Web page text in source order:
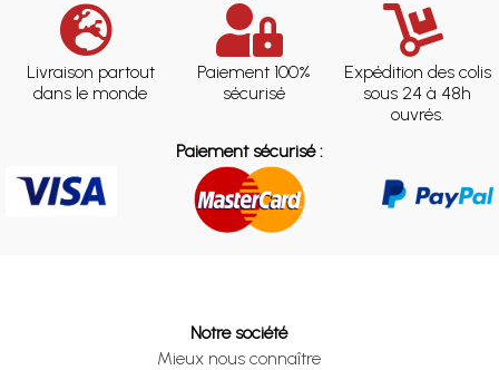
Livraison partout
dans le monde
Paiement 100%
sécurisé
Expédition des colis
sous 24 à 48h
ouvrés.
Paiement sécurisé :
Notre société
Mieux nous connaître